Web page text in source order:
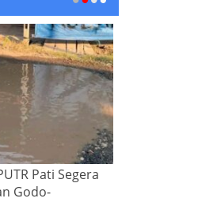
Pati Segera
Godo-